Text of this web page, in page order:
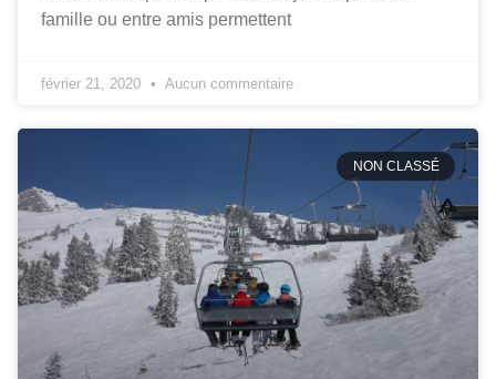
famille ou entre amis permettent
février 21, 2020 Aucun commentaire
NON CLASSÉ